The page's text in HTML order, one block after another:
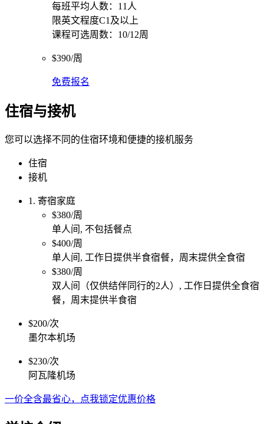
每班平均人数：11人
限英文程度C1及以上
课程可选周数：10/12周
$390/周
免费报名
住宿与接机
您可以选择不同的住宿环境和便捷的接机服务
住宿
接机
1. 寄宿家庭
$380/周
单人间, 不包括餐点
$400/周
单人间, 工作日提供半食宿餐，周末提供全食宿
$380/周
双人间（仅供结伴同行的2人）, 工作日提供全食宿
餐，周末提供半食宿
$200/次
墨尔本机场
$230/次
阿瓦隆机场
一价全含最省心，点我锁定优惠价格